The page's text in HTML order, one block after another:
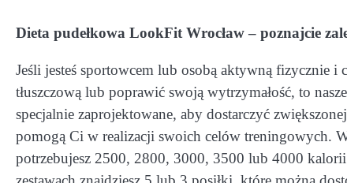
Dieta pudełkowa LookFit Wrocław – poznajcie
Jeśli jesteś sportowcem lub osobą aktywną fizycznie i
tłuszczową lub poprawić swoją wytrzymałość, to
specjalnie zaprojektowane, aby dostarczyć
pomogą Ci w realizacji swoich celów treningowych.
potrzebujesz 2500, 2800, 3000, 3500 lub 4000